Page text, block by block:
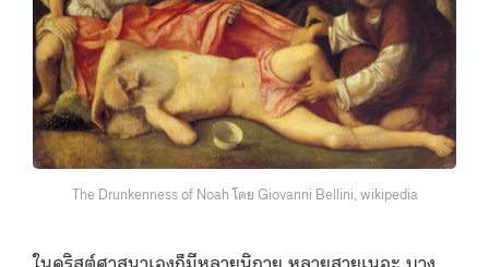
The Drunkenness of Noah โดย Giovanni Bellini, wikipedia
ในคริสต์ศาสนาเองก็มีหลายนิกาย หลายสายเนอะ บาง